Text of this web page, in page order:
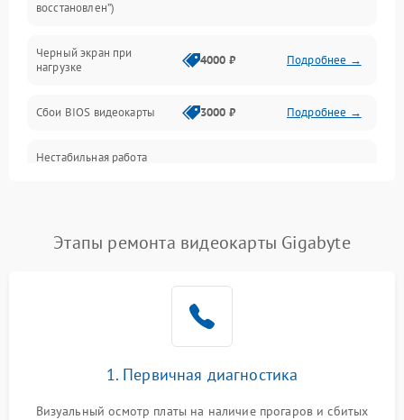
Электропитание
ПО
Электронные компоненты
Общие поломки
восстановлен”)
Черный экран при
нагрузке
4000 ₽ Подробнее →
Сбои BIOS видеокарты 3000 ₽ Подробнее →
Нестабильная работа
Этапы ремонта видеокарты Gigabyte
1. Первичная диагностика
Визуальный осмотр платы на наличие прогаров и сбитых